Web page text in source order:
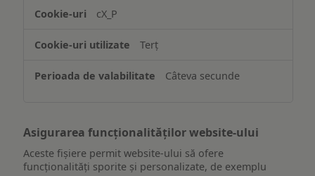
informațiilor
pe
dispozitiv
cX_P
Terț
Câteva secunde
Asigurarea funcționalităților website-ului
Aceste fișiere permit website-ului să ofere
funcționalități sporite și personalizate, de exemplu